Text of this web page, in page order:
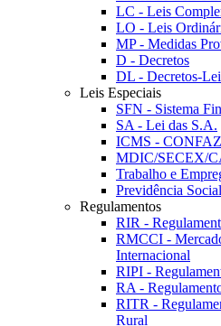
LC - Leis
LO - Leis
MP - Medidas
D - Decretos
DL - Decretos-
Leis Especiais
SFN - Sistema
SA - Lei das S.A.
ICMS -
MDIC/SECEX/
Trabalho e
Previdência Social
Regulamentos
RIR -
RMCCI -
Internacional
RIPI -
RA -
RITR -
Rural